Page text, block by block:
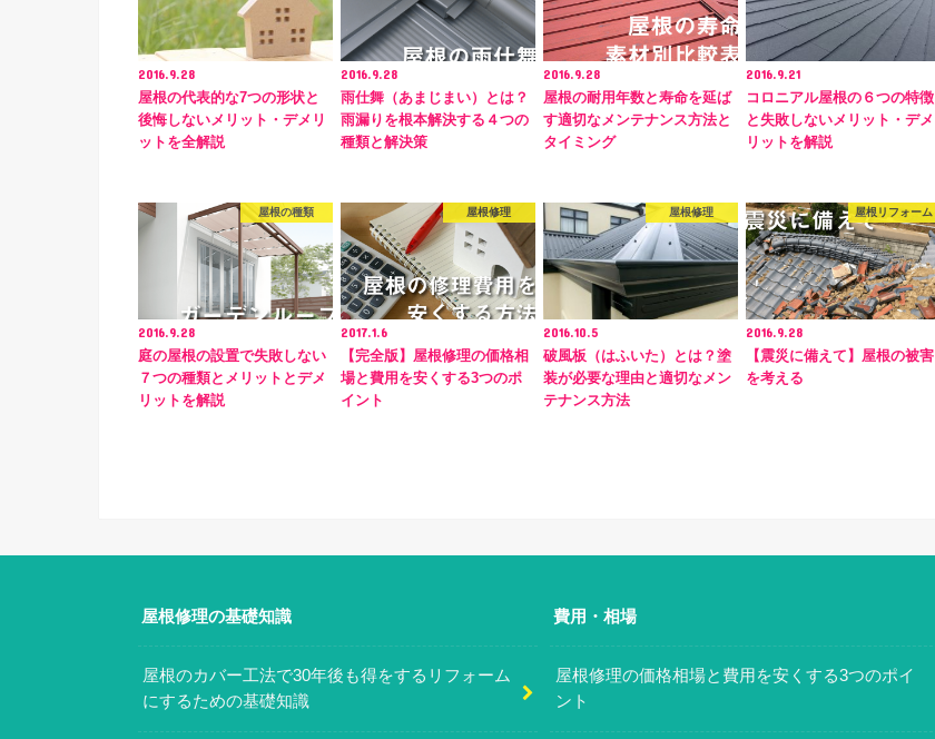
2016.9.28
屋根の代表的な7つの形状と
後悔しないメリット・デメリ
ットを全解説
2016.9.28
雨仕舞（あまじまい）とは？
雨漏りを根本解決する４つの
種類と解決策
2016.9.28
屋根の耐用年数と寿命を延ば
す適切なメンテナンス方法と
タイミング
2016.9.21
コロニアル屋根の６つの特徴
と失敗しないメリット・デメ
リットを解説
屋根の種類
2016.9.28
庭の屋根の設置で失敗しない
７つの種類とメリットとデメ
リットを解説
屋根修理
2017.1.6
【完全版】屋根修理の価格相
場と費用を安くする3つのポ
イント
屋根修理
2016.10.5
破風板（はふいた）とは？塗
装が必要な理由と適切なメン
テナンス方法
屋根リフォーム
2016.9.28
【震災に備えて】屋根の被害
を考える
屋根修理の基礎知識
屋根のカバー工法で30年後も得をするリフォーム
にするための基礎知識
費用・相場
屋根修理の価格相場と費用を安くする3つのポイ
ント